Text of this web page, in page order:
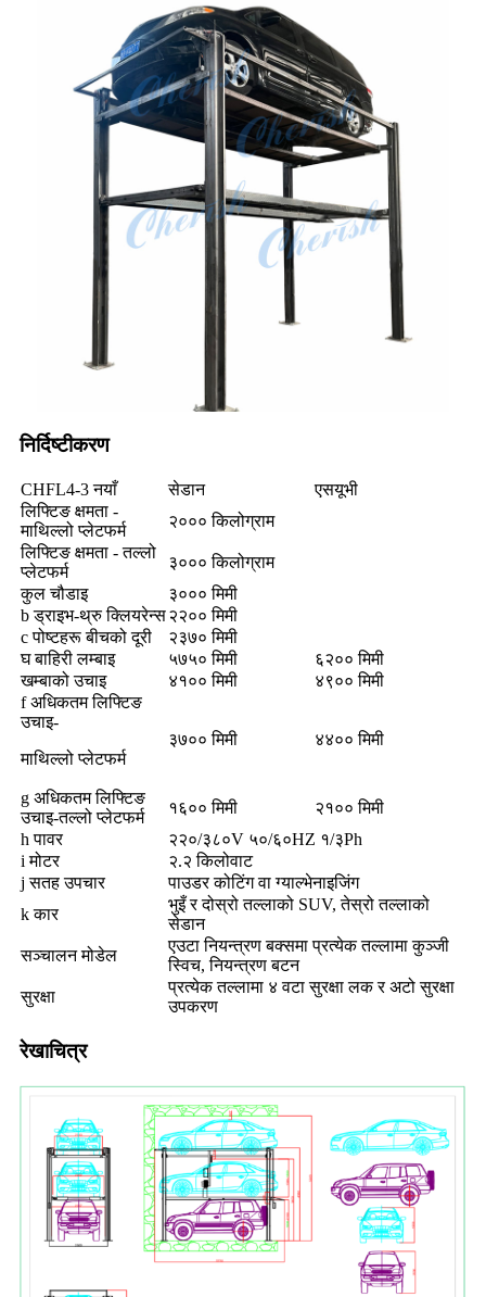
निर्दिष्टीकरण
CHFL4-3 नयाँ सेडान
एसयूभी
लिफ्टिङ क्षमता -
माथिल्लो प्लेटफर्म
२००० किलोग्राम
लिफ्टिङ क्षमता - तल्लो
प्लेटफर्म
३००० किलोग्राम
कुल चौडाइ
३००० मिमी
b ड्राइभ-थ्रु क्लियरेन्स२२०० मिमी
c पोष्टहरू बीचको दूरी
२३७० मिमी
घ बाहिरी लम्बाइ
५७५० मिमी
६२०० मिमी
खम्बाको उचाइ
४१०० मिमी
४९०० मिमी
f अधिकतम लिफ्टिङ
उचाइ-
माथिल्लो प्लेटफर्म
३७०० मिमी ४४०० मिमी
g अधिकतम लिफ्टिङ
उचाइ-तल्लो प्लेटफर्म
१६०० मिमी
२१०० मिमी
h पावर
२२०/३८०V ५०/६०HZ १/३Ph
i मोटर
२.२ किलोवाट
j सतह उपचार
पाउडर कोटिंग वा ग्याल्भेनाइजिंग
k कार
भुइँ र दोस्रो तल्लाको SUV, तेस्रो तल्लाको
सेडान
सञ्चालन मोडेल
एउटा नियन्त्रण बक्समा प्रत्येक तल्लामा कुञ्जी
स्विच, नियन्त्रण बटन
सुरक्षा
प्रत्येक तल्लामा ४ वटा सुरक्षा लक र अटो सुरक्षा
उपकरण
रेखाचित्र